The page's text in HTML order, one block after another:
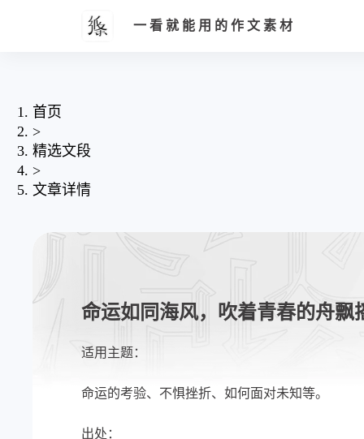
一看就能用的作文素材
首页
>
精选文段
>
文章详情
命运如同海风，吹着青春的舟飘
适用主题：
命运的考验、不惧挫折、如何面对未知等。
出处：